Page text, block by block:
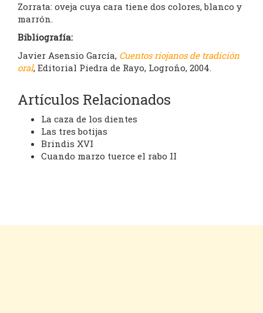
Zorrata: oveja cuya cara tiene dos colores, blanco y
marrón.
Bibliografía:
Javier Asensio García, Cuentos riojanos de tradición
oral, Editorial Piedra de Rayo, Logroño, 2004.
Artículos Relacionados
La caza de los dientes
Las tres botijas
Brindis XVI
Cuando marzo tuerce el rabo II